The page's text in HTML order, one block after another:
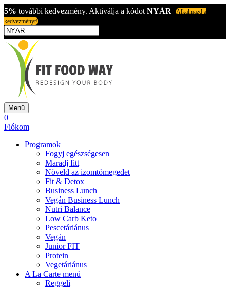
5% további kedvezmény. Aktiválja a kódot NYÁR
Alkalmazd a
kedvezményt!
Menü
0
Fiókom
Programok
Fogyj egészségesen
Maradj fitt
Növeld az izomtömegedet
Fit & Detox
Business Lunch
Vegán Business Lunch
Nutri Balance
Low Carb Keto
Pescetáriánus
Vegán
Junior FIT
Protein
Vegetáriánus
A La Carte menü
Reggeli